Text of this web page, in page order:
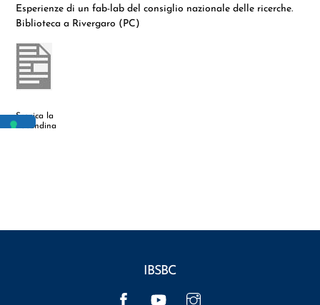
Esperienze di un fab-lab del consiglio nazionale delle ricerche.
Biblioteca a Rivergaro (PC)
Scarica la
Locandina
IBSBC